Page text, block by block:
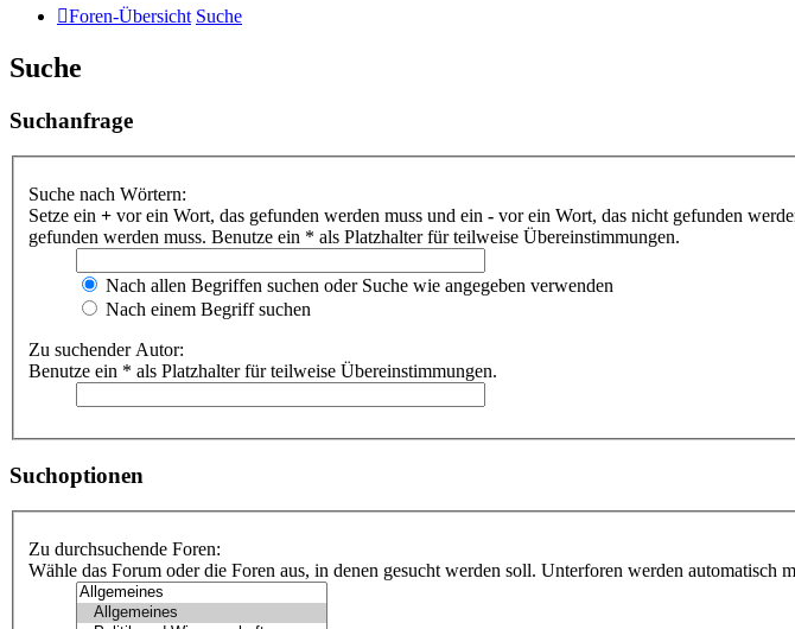
Foren-Übersicht Suche
Suche
Suchanfrage
Suche nach Wörtern:
Setze ein + vor ein Wort, das gefunden werden muss und ein - vor ein Wort, das nicht gefunden
gefunden werden muss. Benutze ein * als Platzhalter für teilweise Übereinstimmungen.
Nach allen Begriffen suchen oder Suche wie angegeben verwenden
Nach einem Begriff suchen
Zu suchender Autor:
Benutze ein * als Platzhalter für teilweise Übereinstimmungen.
Suchoptionen
Zu durchsuchende Foren:
Wähle das Forum oder die Foren aus, in denen gesucht werden soll. Unterforen werden